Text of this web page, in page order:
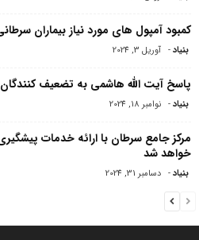
کمبود آمپول های مورد نیاز بیماران سرطانی
بنیاد- آوریل 3, 2024
پاسخ آیت الله هاشمی به تضعیف
بنیاد- نوامبر 18, 2024
مرکز جامع سرطان با ارائه خدمات
خواهد شد
بنیاد- دسامبر 31, 2024